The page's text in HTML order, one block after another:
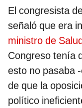
El congresista
señaló que era
ministro de
Congreso tenía
esto no pasaba
de que la
político